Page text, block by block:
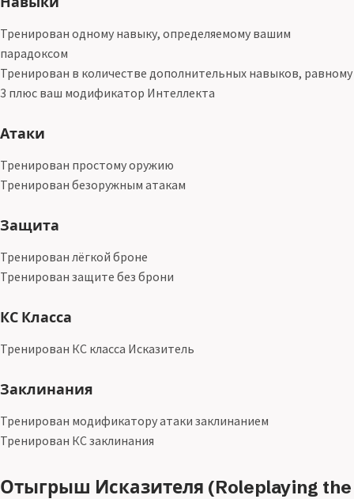
Тренирован одному навыку, определяемому вашим
парадоксом
Тренирован в количестве дополнительных навыков, равному
3 плюс ваш модификатор Интеллекта
Атаки
Тренирован простому оружию
Тренирован безоружным атакам
Защита
Тренирован лёгкой броне
Тренирован защите без брони
КС Класса
Тренирован КС класса Исказитель
Заклинания
Тренирован модификатору атаки заклинанием
Тренирован КС заклинания
Отыгрыш Исказителя (Roleplaying the